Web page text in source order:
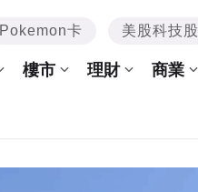
Pokemon卡 美股科技股
樓市 理財 商業